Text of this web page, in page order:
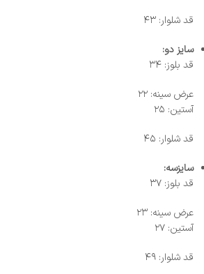
قد شلوار: ۴۳
سایز دو:
قد بلوز: ۳۴
عرض سینه: ۲۲
آستین: ۲۵
قد شلوار: ۴۵
سایزسه:
قد بلوز: ۳۷
عرض سینه: ۲۳
آستین: ۲۷
قد شلوار: ۴۹